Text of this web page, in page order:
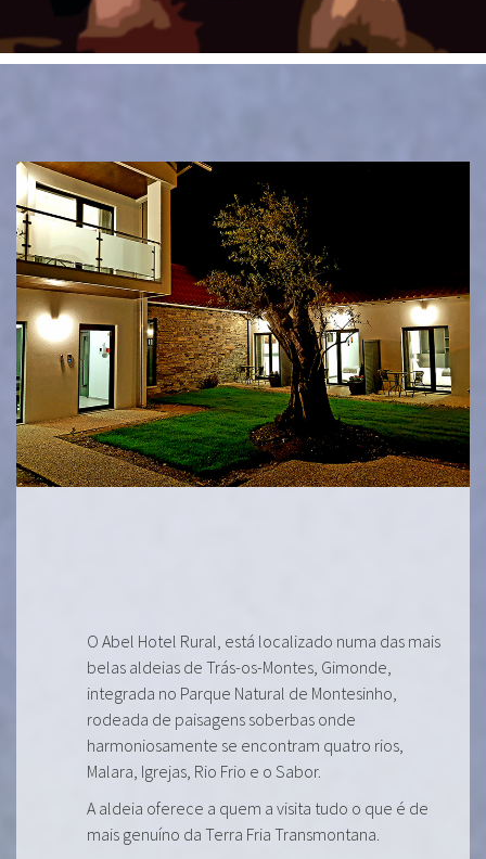
O Abel Hotel Rural, está localizado numa das mais
belas aldeias de Trás-os-Montes, Gimonde,
integrada no Parque Natural de Montesinho,
rodeada de paisagens soberbas onde
harmoniosamente se encontram quatro rios,
Malara, Igrejas, Rio Frio e o Sabor.
A aldeia oferece a quem a visita tudo o que é de
mais genuíno da Terra Fria Transmontana.